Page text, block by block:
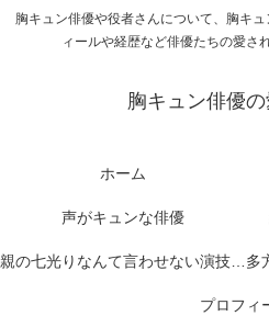
胸キュン俳優や役者さんについて、胸キ
ィールや経歴など俳優たちの愛さ
胸キュン俳優
ホーム
声がキュンな俳優
親の七光りなんて言わせない演技力多
プロフィ